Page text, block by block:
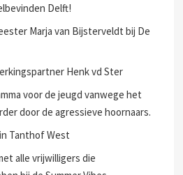
Delft!
Marja van Bijsterveldt bij De
Henk vd Ster
voor de jeugd vanwege het
door de agressieve hoornaars.
Tanthof West
alle vrijwilligers die